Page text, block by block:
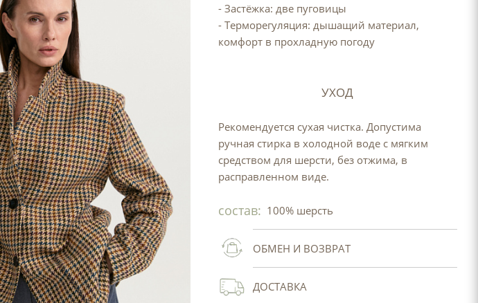
- Застёжка: две пуговицы
- Терморегуляция: дышащий материал,
комфорт в прохладную погоду
УХОД
Рекомендуется сухая чистка. Допустима
ручная стирка в холодной воде с мягким
средством для шерсти, без отжима, в
расправленном виде.
состав: 100% шерсть
ОБМЕН И ВОЗВРАТ
ДОСТАВКА